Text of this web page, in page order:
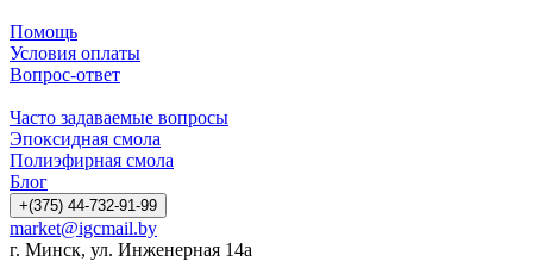
Помощь
Условия оплаты
Вопрос-ответ
Часто задаваемые вопросы
Эпоксидная смола
Полиэфирная смола
Блог
+(375) 44-732-91-99
market@igcmail.by
г. Минск, ул. Инженерная 14а